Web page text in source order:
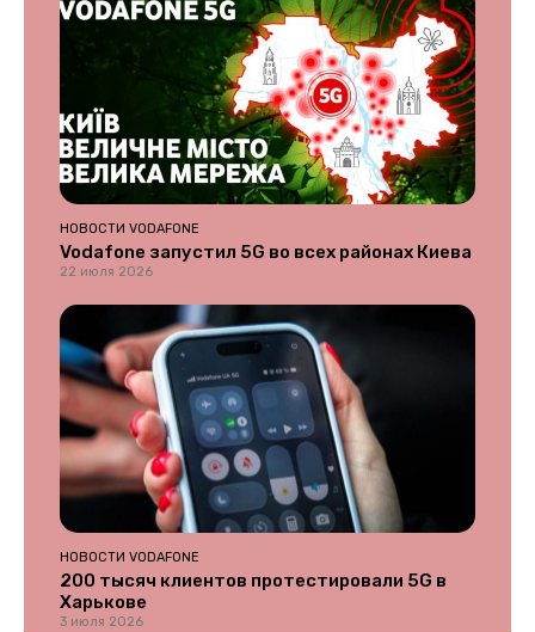
НОВОСТИ VODAFONE
Vodafone запустил 5G во всех районах Киева
22 июля 2026
НОВОСТИ VODAFONE
200 тысяч клиентов протестировали 5G в
Харькове
3 июля 2026